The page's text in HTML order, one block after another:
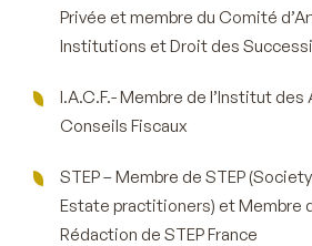
Privée et membre du Comité
Institutions et Droit des
I.A.C.F.- Membre de l’Institut des
Conseils Fiscaux
STEP – Membre de STEP
Estate practitioners) et Membre
Rédaction de STEP France